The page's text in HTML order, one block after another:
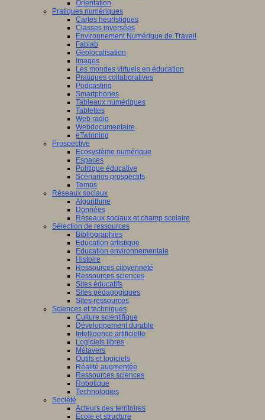
Orientation
Pratiques numériques
Cartes heuristiques
Classes inversées
Environnement Numérique de Travail
Fablab
Géolocalisation
Images
Les mondes virtuels en éducation
Pratiques collaboratives
Podcasting
Smartphones
Tableaux numériques
Tablettes
Web radio
Webdocumentaire
eTwinning
Prospective
Ecosystème numérique
Espaces
Politique éducative
Scénarios prospectifs
Temps
Réseaux sociaux
Algorithme
Données
Réseaux sociaux et champ scolaire
Sélection de ressources
Bibliographies
Education artistique
Education environnementale
Histoire
Ressources citoyenneté
Ressources sciences
Sites éducatifs
Sites pédagogiques
Sites ressources
Sciences et techniques
Culture scientifique
Développement durable
Intelligence artificielle
Logiciels libres
Métavers
Outils et logiciels
Réalité augmentée
Ressources sciences
Robotique
Technologies
Société
Acteurs des territoires
Ecole et structure